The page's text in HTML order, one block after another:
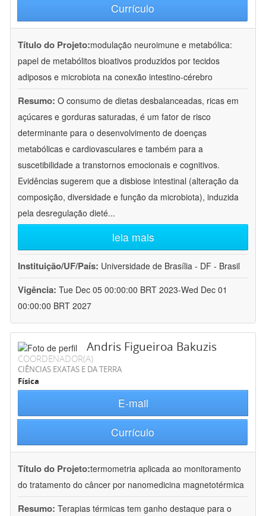
Currículo
Título do Projeto:modulação neuroimune e metabólica:
papel de metabólitos bioativos produzidos por tecidos
adiposos e microbiota na conexão intestino-cérebro
Resumo: O consumo de dietas desbalanceadas, ricas em
açúcares e gorduras saturadas, é um fator de risco
determinante para o desenvolvimento de doenças
metabólicas e cardiovasculares e também para a
suscetibilidade a transtornos emocionais e cognitivos.
Evidências sugerem que a disbiose intestinal (alteração da
composição, diversidade e função da microbiota), induzida
pela desregulação dieté...
leia mais
Instituição/UF/País: Universidade de Brasília - DF - Brasil
Vigência: Tue Dec 05 00:00:00 BRT 2023-Wed Dec 01
00:00:00 BRT 2027
Andris Figueiroa Bakuzis
COORDENADOR(A)
CIÊNCIAS EXATAS E DA TERRA
Física
E-mail
Currículo
Título do Projeto:termometria aplicada ao monitoramento
do tratamento do câncer por nanomedicina magnetotérmica
Resumo: Terapias térmicas tem ganho destaque para o